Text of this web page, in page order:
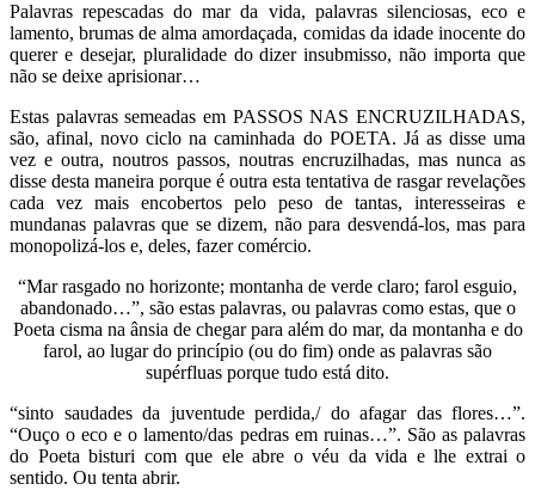
Palavras repescadas do mar da vida, palavras silenciosas, eco e
lamento, brumas de alma amordaçada, comidas da idade inocente do
querer e desejar, pluralidade do dizer insubmisso, não importa que
não se deixe aprisionar…
Estas palavras semeadas em PASSOS NAS ENCRUZILHADAS,
são, afinal, novo ciclo na caminhada do POETA. Já as disse uma
vez e outra, noutros passos, noutras encruzilhadas, mas nunca as
disse desta maneira porque é outra esta tentativa de rasgar revelações
cada vez mais encobertos pelo peso de tantas, interesseiras e
mundanas palavras que se dizem, não para desvendá-los, mas para
monopolizá-los e, deles, fazer comércio.
“Mar rasgado no horizonte; montanha de verde claro; farol esguio,
abandonado…”, são estas palavras, ou palavras como estas, que o
Poeta cisma na ânsia de chegar para além do mar, da montanha e do
farol, ao lugar do princípio (ou do fim) onde as palavras são
supérfluas porque tudo está dito.
“sinto saudades da juventude perdida,/ do afagar das flores…”.
“Ouço o eco e o lamento/das pedras em ruinas…”. São as palavras
do Poeta bisturi com que ele abre o véu da vida e lhe extrai o
sentido. Ou tenta abrir.